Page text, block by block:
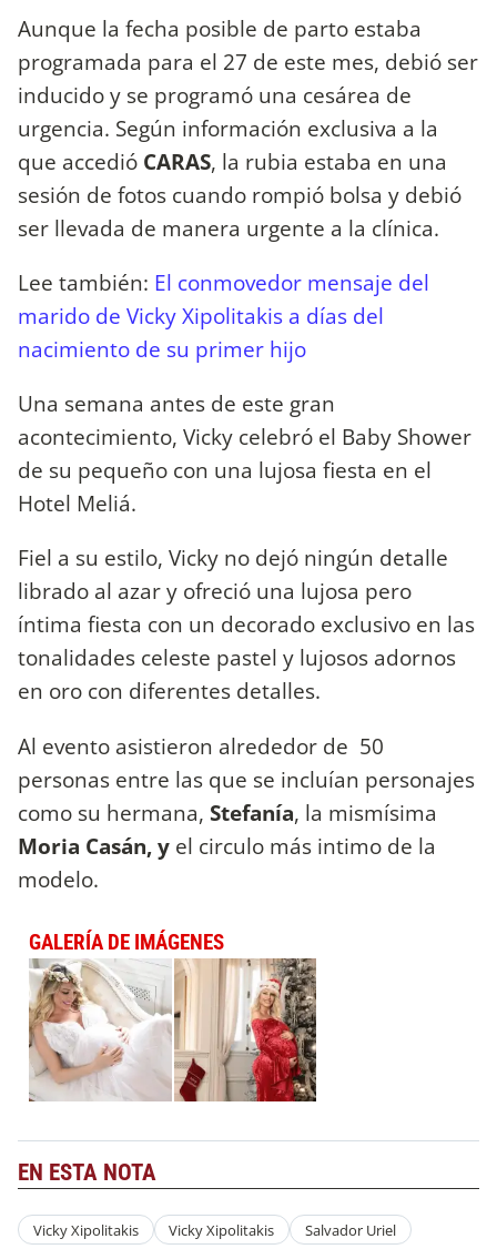
Aunque la fecha posible de parto estaba
programada para el 27 de este mes, debió ser
inducido y se programó una cesárea de
urgencia. Según información exclusiva a la
que accedió CARAS, la rubia estaba en una
sesión de fotos cuando rompió bolsa y debió
ser llevada de manera urgente a la clínica.
Lee también: El conmovedor mensaje del
marido de Vicky Xipolitakis a días del
nacimiento de su primer hijo
Una semana antes de este gran
acontecimiento, Vicky celebró el Baby Shower
de su pequeño con una lujosa fiesta en el
Hotel Meliá.
Fiel a su estilo, Vicky no dejó ningún detalle
librado al azar y ofreció una lujosa pero
íntima fiesta con un decorado exclusivo en las
tonalidades celeste pastel y lujosos adornos
en oro con diferentes detalles.
Al evento asistieron alrededor de 50
personas entre las que se incluían personajes
como su hermana, Stefanía, la mismísima
Moria Casán, y el circulo más intimo de la
modelo.
GALERÍA DE IMÁGENES
EN ESTA NOTA
Vicky Xipolitakis Vicky Xipolitakis Salvador Uriel